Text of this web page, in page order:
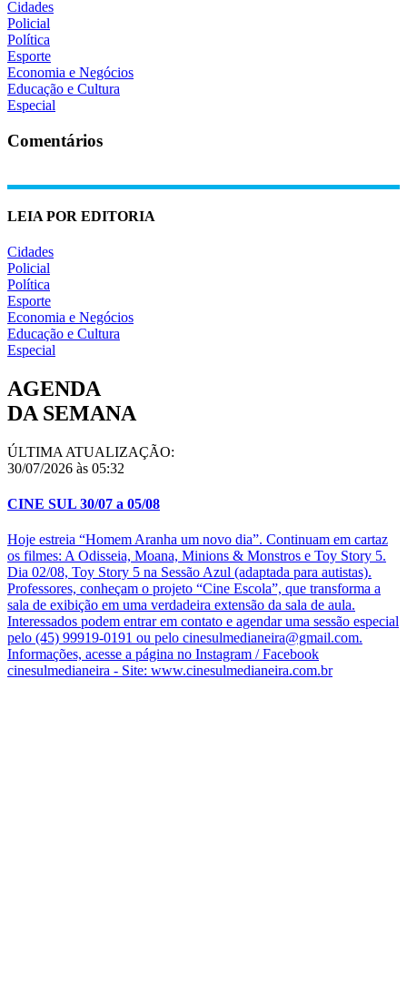
Cidades
Policial
Política
Esporte
Economia e Negócios
Educação e Cultura
Especial
Comentários
LEIA POR EDITORIA
Cidades
Policial
Política
Esporte
Economia e Negócios
Educação e Cultura
Especial
AGENDA
DA SEMANA
ÚLTIMA ATUALIZAÇÃO:
30/07/2026 às 05:32
CINE SUL 30/07 a 05/08
Hoje estreia “Homem Aranha um novo dia”. Continuam em cartaz
os filmes: A Odisseia, Moana, Minions & Monstros e Toy Story 5.
Dia 02/08, Toy Story 5 na Sessão Azul (adaptada para autistas).
Professores, conheçam o projeto “Cine Escola”, que transforma a
sala de exibição em uma verdadeira extensão da sala de aula.
Interessados podem entrar em contato e agendar uma sessão especial
pelo (45) 99919-0191 ou pelo cinesulmedianeira@gmail.com.
Informações, acesse a página no Instagram / Facebook
cinesulmedianeira - Site: www.cinesulmedianeira.com.br